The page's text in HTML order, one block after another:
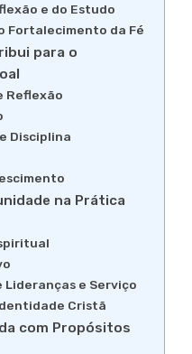
e do Estudo
Fortalecimento da Fé
para o
Reflexão
Disciplina
na Prática
e Serviço
Cristã
com Propósitos